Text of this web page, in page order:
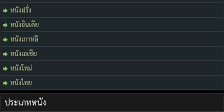
หนังฝรั่ง
หนังอินเดีย
หนังเกาหลี
หนังเอเชีย
หนังใหม่
หนังไทย
ประเภทหนัง